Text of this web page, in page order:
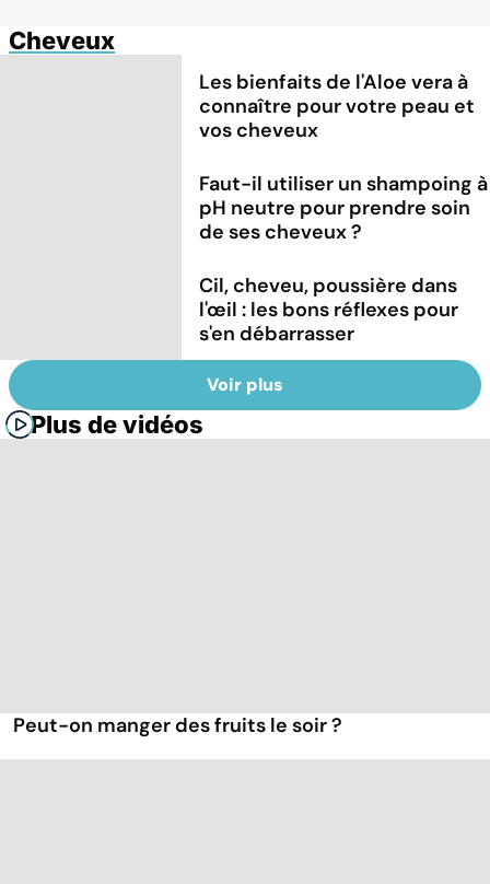
Cheveux
Les bienfaits de l'Aloe vera à
connaître pour votre peau et
vos cheveux
Faut-il utiliser un shampoing à
pH neutre pour prendre soin
de ses cheveux ?
Cil, cheveu, poussière dans
l'œil : les bons réflexes pour
s'en débarrasser
Voir plus
Plus de vidéos
Peut-on manger des fruits le soir ?